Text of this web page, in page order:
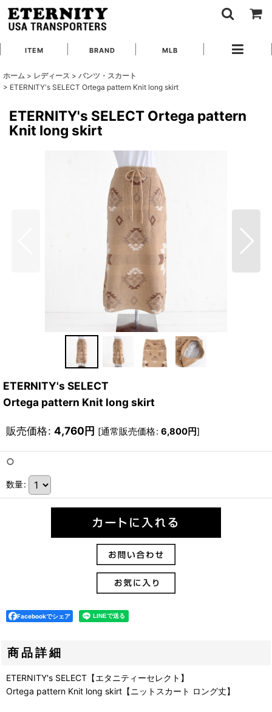
ITEM BRAND MLB
ホーム > レディース > パンツ・スカート
> ETERNITY's SELECT Ortega pattern Knit long skirt
ETERNITY's SELECT Ortega pattern
Knit long skirt
ETERNITY's SELECT
Ortega pattern Knit long skirt
販売価格: 4,760円 [通常販売価格: 6,800円]
○
数量:
Facebookでシェア
商品詳細
ETERNITY's SELECT【エタニティーセレクト】
Ortega pattern Knit long skirt【ニットスカート ロング丈】